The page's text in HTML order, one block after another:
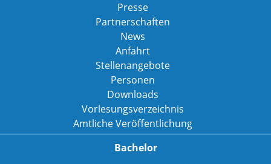
Presse
Partnerschaften
News
Anfahrt
Stellenangebote
Personen
Downloads
Vorlesungsverzeichnis
Amtliche Veröffentlichung
Bachelor